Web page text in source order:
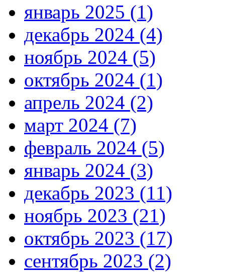
январь 2025 (1)
декабрь 2024 (4)
ноябрь 2024 (5)
октябрь 2024 (1)
апрель 2024 (2)
март 2024 (7)
февраль 2024 (5)
январь 2024 (3)
декабрь 2023 (11)
ноябрь 2023 (21)
октябрь 2023 (17)
сентябрь 2023 (2)